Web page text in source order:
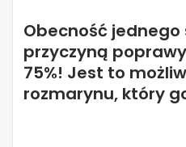
Obecność jednego
przyczyną
75%! Jest to
rozmarynu, który